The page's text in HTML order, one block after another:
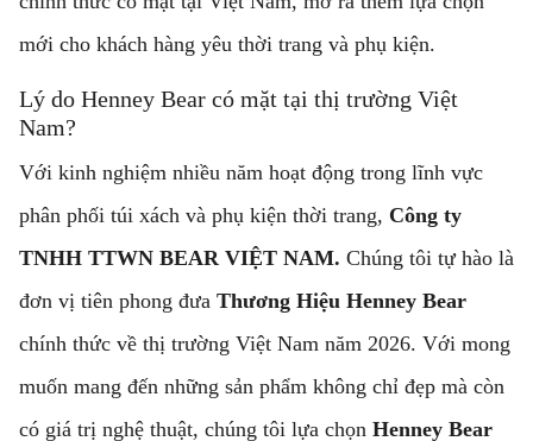
mới cho khách hàng yêu thời trang và phụ kiện.
Lý do Henney Bear có mặt tại thị trường Việt
Nam?
Với kinh nghiệm nhiều năm hoạt động trong lĩnh vực
phân phối túi xách và phụ kiện thời trang, Công ty
TNHH TTWN BEAR VIỆT NAM. Chúng tôi tự hào là
đơn vị tiên phong đưa Thương Hiệu Henney Bear
chính thức về thị trường Việt Nam năm 2026. Với mong
muốn mang đến những sản phẩm không chỉ đẹp mà còn
có giá trị nghệ thuật, chúng tôi lựa chọn Henney Bear